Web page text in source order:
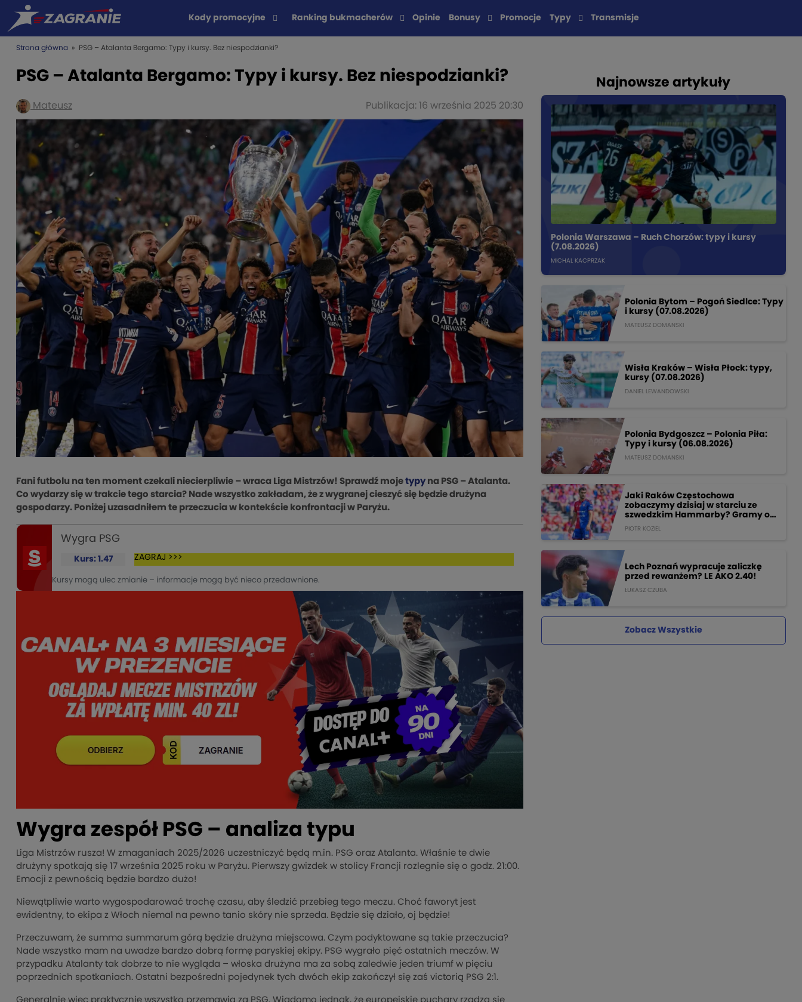
Kody promocyjne Ranking bukmacherów Opinie Bonusy Promocje Typy Transmisje
Strona główna » PSG – Atalanta Bergamo: Typy i kursy. Bez niespodzianki?
PSG – Atalanta Bergamo: Typy i kursy. Bez niespodzianki?
Mateusz Publikacja: 16 września 2025 20:30
Fani futbolu na ten moment czekali niecierpliwie – wraca Liga Mistrzów! Sprawdź moje typy na PSG – Atalanta.
Co wydarzy się w trakcie tego starcia? Nade wszystko zakładam, że z wygranej cieszyć się będzie drużyna
gospodarzy. Poniżej uzasadniłem te przeczucia w kontekście konfrontacji w Paryżu.
Wygra PSG
Kurs: 1.47 ZAGRAJ >>>
Kursy mogą ulec zmianie – informacje mogą być nieco przedawnione.
Wygra zespół PSG – analiza typu
Liga Mistrzów rusza! W zmaganiach 2025/2026 uczestniczyć będą m.in. PSG oraz Atalanta. Właśnie te dwie
drużyny spotkają się 17 września 2025 roku w Paryżu. Pierwszy gwizdek w stolicy Francji rozlegnie się o godz. 21:00.
Emocji z pewnością będzie bardzo dużo!
Niewątpliwie warto wygospodarować trochę czasu, aby śledzić przebieg tego meczu. Choć faworyt jest
ewidentny, to ekipa z Włoch niemal na pewno tanio skóry nie sprzeda. Będzie się działo, oj będzie!
Przeczuwam, że summa summarum górą będzie drużyna miejscowa. Czym podyktowane są takie przeczucia?
Nade wszystko mam na uwadze bardzo dobrą formę paryskiej ekipy. PSG wygrało pięć ostatnich meczów. W
przypadku Atalanty tak dobrze to nie wygląda – włoska drużyna ma za sobą zaledwie jeden triumf w pięciu
poprzednich spotkaniach. Ostatni bezpośredni pojedynek tych dwóch ekip zakończył się zaś victorią PSG 2:1.
Generalnie więc praktycznie wszystko przemawia za PSG. Wiadomo jednak, że europejskie puchary rządzą się
Najnowsze artykuły
Polonia Warszawa – Ruch Chorzów: typy i kursy
(7.08.2026)
MICHAL KACPRZAK
Polonia Bytom – Pogoń Siedlce: Typy
i kursy (07.08.2026)
MATEUSZ DOMANSKI
Wisła Kraków – Wisła Płock: typy,
kursy (07.08.2026)
DANIEL LEWANDOWSKI
Polonia Bydgoszcz – Polonia Piła:
Typy i kursy (06.08.2026)
MATEUSZ DOMANSKI
Jaki Raków Częstochowa
zobaczymy dzisiaj w starciu ze
szwedzkim Hammarby? Gramy o
PIOTR KOZIEL
Lech Poznań wypracuje zaliczkę
przed rewanżem? LE AKO 2.40!
ŁUKASZ CZUBA
Zobacz Wszystkie